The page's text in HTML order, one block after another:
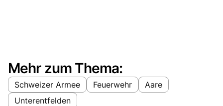
Mehr zum Thema:
Schweizer Armee Feuerwehr
Aare
Unterentfelden